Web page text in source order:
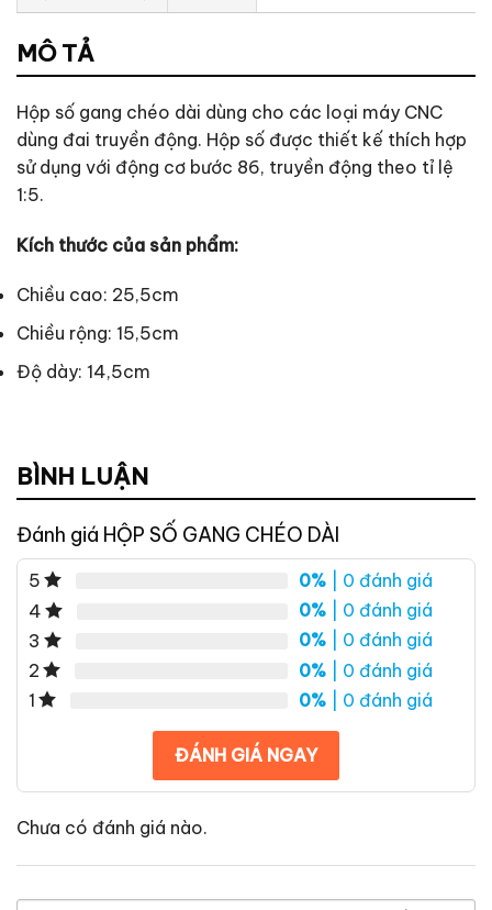
Tư vấn & bán hàng qua Facebook
MÔ TẢ
Hộp số gang chéo dài dùng cho các loại máy CNC
dùng đai truyền động. Hộp số được thiết kế thích hợp
sử dụng với động cơ bước 86, truyền động theo tỉ lệ
1:5.
Kích thước của sản phẩm:
Chiều cao: 25,5cm
Chiều rộng: 15,5cm
Độ dày: 14,5cm
BÌNH LUẬN
Đánh giá HỘP SỐ GANG CHÉO DÀI
5 0% | 0 đánh giá
4
0% | 0 đánh giá
3
0% | 0 đánh giá
2
0% | 0 đánh giá
1
0% | 0 đánh giá
ĐÁNH GIÁ NGAY
Chưa có đánh giá nào.